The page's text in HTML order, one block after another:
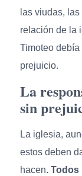
las viudas,
relación de la
Timoteo
prejuicio.
La
sin
La iglesia,
estos deben
hacen. Todos